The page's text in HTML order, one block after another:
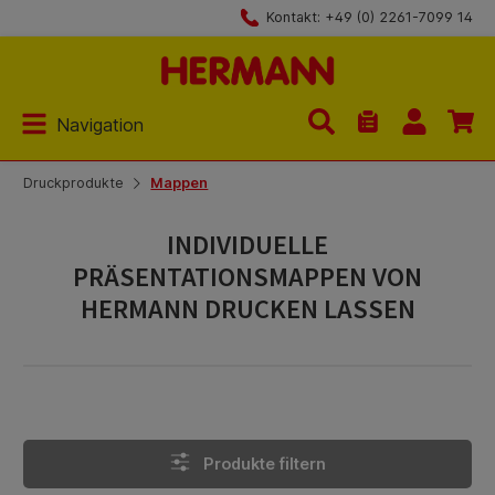
Kontakt: +49 (0) 2261-7099 14
Navigation
Du hast 0
Druckprodukte Mappen
INDIVIDUELLE
PRÄSENTATIONSMAPPEN VON
HERMANN DRUCKEN LASSEN
Produkte filtern